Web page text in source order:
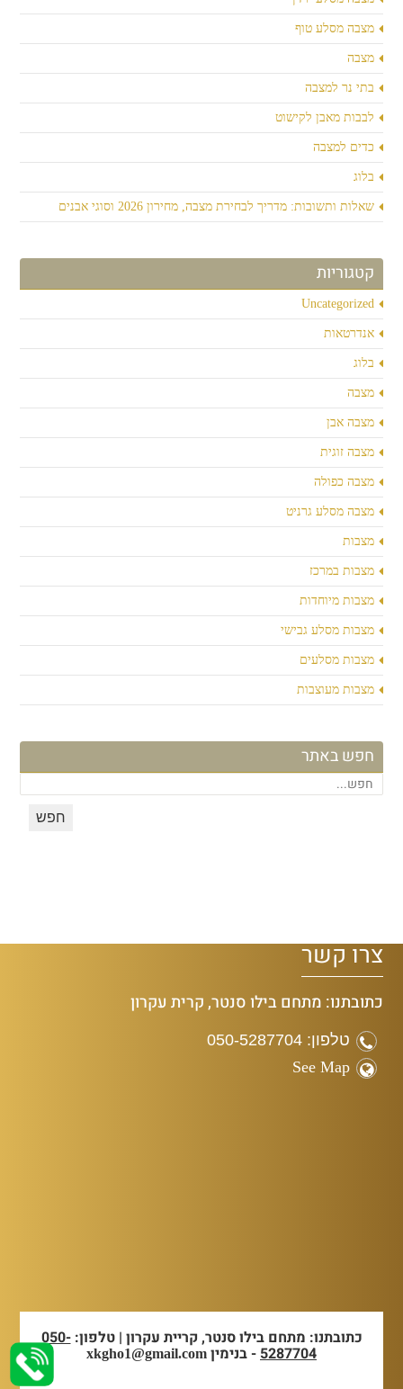
מצבה מסלע טוף
מצבה
בתי נר למצבה
לבבות מאבן לקישוט
כדים למצבה
בלוג
שאלות ותשובות: מדריך לבחירת מצבה, מחירון 2026 וסוגי אבנים
קטגוריות
Uncategorized
אנדרטאות
בלוג
מצבה
מצבה אבן
מצבה זוגית
מצבה כפולה
מצבה מסלע גרניט
מצבות
מצבות במרכז
מצבות מיוחדות
מצבות מסלע גבישי
מצבות מסלעים
מצבות מעוצבות
חפש באתר
צרו קשר
כתובתנו: מתחם בילו סנטר, קרית עקרון
טלפון: 050-5287704
See Map
כתובתנו: מתחם בילו סנטר, קריית עקרון | טלפון:050-
5287704- בנימין xkgho1@gmail.com